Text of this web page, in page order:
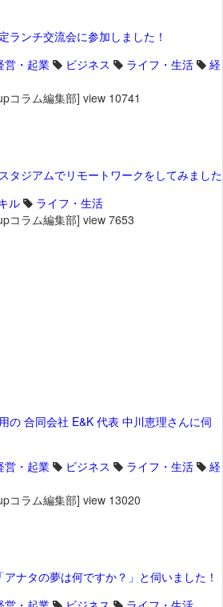
ランチ交流会に参加しました！
営・起業 ビジネス ライフ・生活
経
コラム編集部] view 10741
タジアムでリモートワークをしてみました
ル
ライフ・生活
コラム編集部] view 7653
の 合同会社 E&K 代表 中川恵理さんに伺
営・起業 ビジネス ライフ・生活
経
コラム編集部] view 13020
ナタの夢は何ですか？」と伺いました！